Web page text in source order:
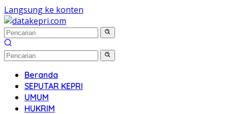
Langsung ke konten
Beranda
SEPUTAR KEPRI
UMUM
HUKRIM